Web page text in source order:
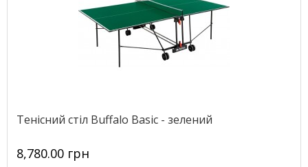
Тенісний стіл Buffalo Basic - зелений
8,780.00 грн